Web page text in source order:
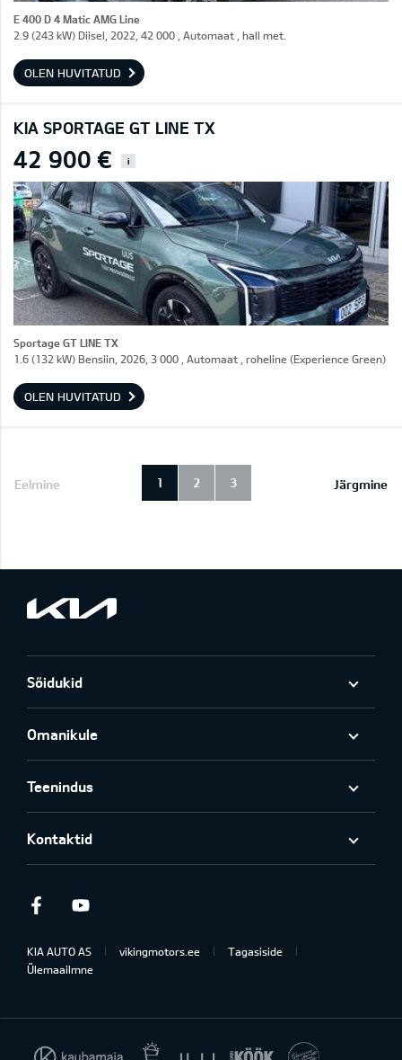
E 400 D 4 Matic AMG Line
2.9 (243 kW) Diisel, 2022, 42 000 , Automaat , hall met.
OLEN HUVITATUD
KIA SPORTAGE GT LINE TX
42 900 € i
Sportage GT LINE TX
1.6 (132 kW) Bensiin, 2026, 3 000 , Automaat , roheline (Experience Green)
OLEN HUVITATUD
Eelmine Järgmine
1 2 3
Sõidukid
Omanikule
Teenindus
Kontaktid
Facebook
KIA AUTO AS vikingmotors.ee
Tagasiside
Ülemaailmne